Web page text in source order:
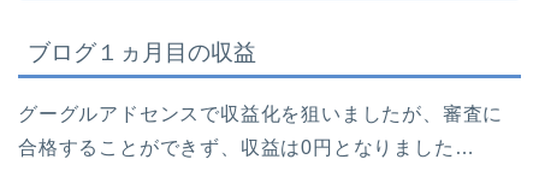
ブログ１ヵ月目の収益
グーグルアドセンスで収益化を狙いましたが、審査に
合格することができず、収益は0円となりました…